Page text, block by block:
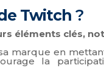
Twitch ?
éléments clés,
marque en
la